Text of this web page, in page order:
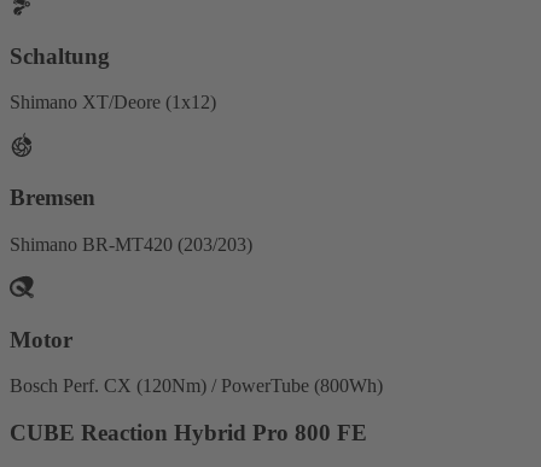
Schaltung
Shimano XT/Deore (1x12)
Bremsen
Shimano BR-MT420 (203/203)
Motor
Bosch Perf. CX (120Nm) / PowerTube (800Wh)
CUBE Reaction Hybrid Pro 800 FE